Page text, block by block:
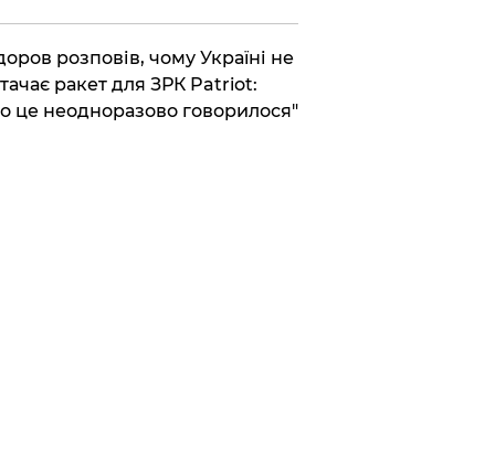
розповів, чому Україні не
ракет для ЗРК Patriot:
це неодноразово говорилося"